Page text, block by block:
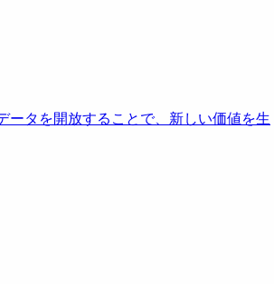
ータを開放することで、新しい価値を生